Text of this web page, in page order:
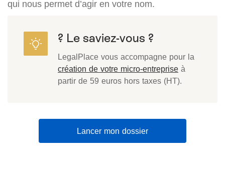
qui nous permet d’agir en votre nom.
? Le saviez-vous ?
LegalPlace vous accompagne pour la
création de votre micro-entreprise à
partir de 59 euros hors taxes (HT).
Lancer mon dossier